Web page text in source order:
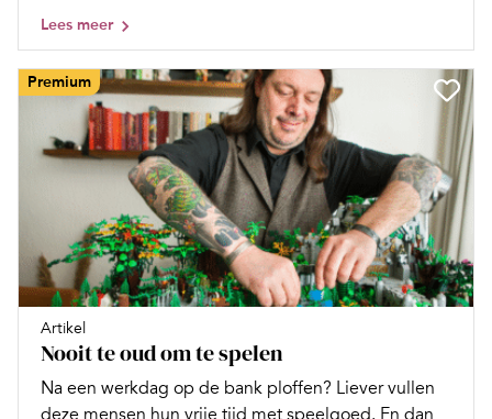
Lees meer
Premium
Artikel
Nooit te oud om te spelen
Na een werkdag op de bank ploffen? Liever vullen